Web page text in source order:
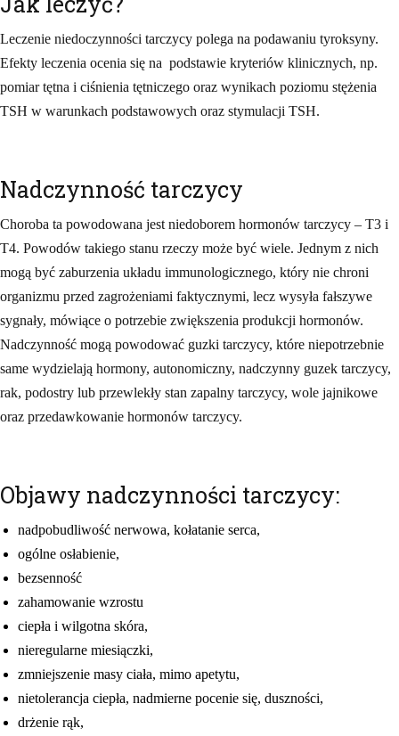
Leczenie niedoczynności tarczycy polega na podawaniu tyroksyny.
Efekty leczenia ocenia się na podstawie kryteriów klinicznych, np.
pomiar tętna i ciśnienia tętniczego oraz wynikach poziomu stężenia
TSH w warunkach podstawowych oraz stymulacji TSH.
Nadczynność tarczycy
Choroba ta powodowana jest niedoborem hormonów tarczycy – T3 i
T4. Powodów takiego stanu rzeczy może być wiele. Jednym z nich
mogą być zaburzenia układu immunologicznego, który nie chroni
organizmu przed zagrożeniami faktycznymi, lecz wysyła fałszywe
sygnały, mówiące o potrzebie zwiększenia produkcji hormonów.
Nadczynność mogą powodować guzki tarczycy, które niepotrzebnie
same wydzielają hormony, autonomiczny, nadczynny guzek tarczycy,
rak, podostry lub przewlekły stan zapalny tarczycy, wole jajnikowe
oraz przedawkowanie hormonów tarczycy.
Objawy nadczynności tarczycy:
nadpobudliwość nerwowa, kołatanie serca,
ogólne osłabienie,
bezsenność
zahamowanie wzrostu
ciepła i wilgotna skóra,
nieregularne miesiączki,
zmniejszenie masy ciała, mimo apetytu,
nietolerancja ciepła, nadmierne pocenie się, duszności,
drżenie rąk,